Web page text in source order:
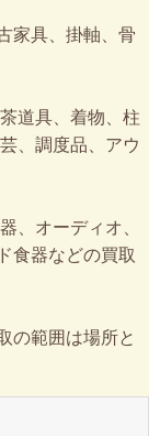
家具、掛軸、骨
道具、着物、柱
、調度品、アウ
、オーディオ、
食器などの買取
の範囲は場所と